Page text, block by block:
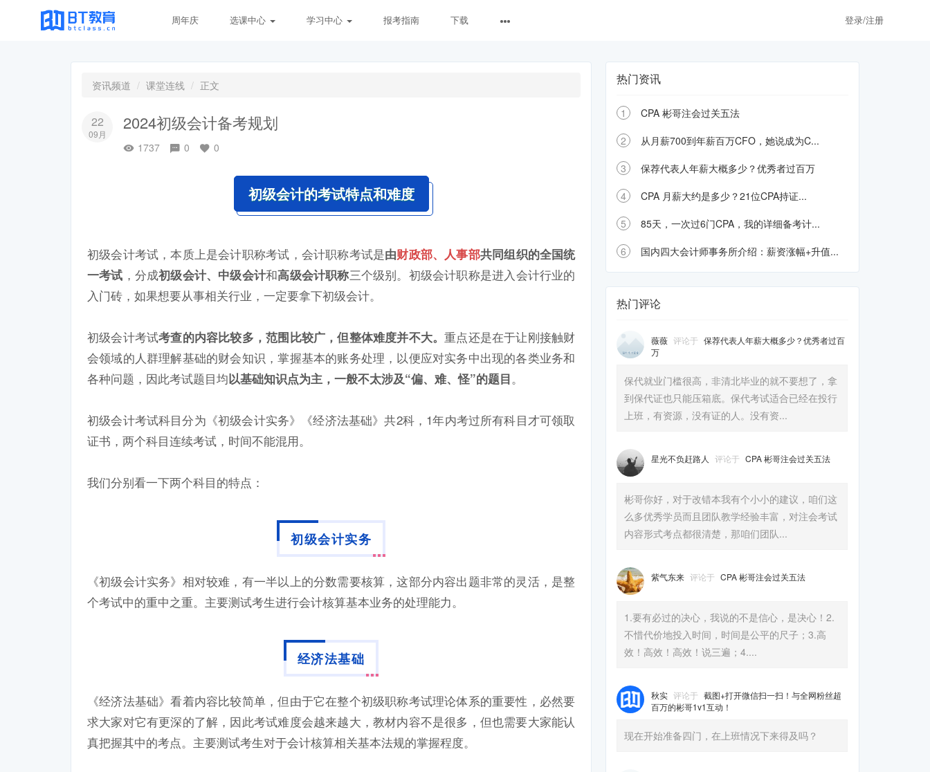
周年庆 选课中心 学习中心 报考指南 下载 登录/注册
资讯频道 课堂连线 正文
22
09月
2024初级会计备考规划
1737 0 0
初级会计的考试特点和难度
初级会计考试，本质上是会计职称考试，会计职称考试是由财政部、人事部共同组织的全国统
一考试 ，分成初级会计、中级会计和高级会计职称三个级别。初级会计职称是进入会计行业的
入门砖，如果想要从事相关行业，一定要拿下初级会计。
初级会计考试考查的内容比较多，范围比较广，但整体难度并不大。重点还是在于让刚接触财
会领域的人群理解基础的财会知识，掌握基本的账务处理，以便应对实务中出现的各类业务和
各种问题，因此考试题目均以基础知识点为主，一般不太涉及“偏、难、怪”的题目。
初级会计考试科目分为《初级会计实务》《经济法基础》共2科，1年内考过所有科目才可领取
证书，两个科目连续考试，时间不能混用。
我们分别看一下两个科目的特点：
初级会计实务
《初级会计实务》相对较难，有一半以上的分数需要核算，这部分内容出题非常的灵活，是整
个考试中的重中之重。主要测试考生进行会计核算基本业务的处理能力。
经济法基础
《经济法基础》看着内容比较简单，但由于它在整个初级职称考试理论体系的重要性，必然要
求大家对它有更深的了解，因此考试难度会越来越大，教材内容不是很多，但也需要大家能认
真把握其中的考点。主要测试考生对于会计核算相关基本法规的掌握程度。
热门资讯
1
CPA 彬哥注会过关五法
2
从月薪700到年薪百万CFO，她说成为C...
3
保荐代表人年薪大概多少？优秀者过百万
4
CPA 月薪大约是多少？21位CPA持证...
5
85天，一次过6门CPA，我的详细备考计...
6
国内四大会计师事务所介绍：薪资涨幅+升值...
热门评论
薇薇 评论于 保荐代表人年薪大概多少？优秀者过百
万
保代就业门槛很高，非清北毕业的就不要想了，拿
到保代证也只能压箱底。保代考试适合已经在投行
上班，有资源，没有证的人。没有资...
星光不负赶路人 评论于 CPA 彬哥注会过关五法
彬哥你好，对于改错本我有个小小的建议，咱们这
么多优秀学员而且团队教学经验丰富，对注会考试
内容形式考点都很清楚，那咱们团队...
紫气东来 评论于 CPA 彬哥注会过关五法
1.要有必过的决心，我说的不是信心，是决心！2.
不惜代价地投入时间，时间是公平的尺子；3.高
效！高效！高效！说三遍；4....
秋实 评论于 截图+打开微信扫一扫！与全网粉丝超
百万的彬哥1v1互动！
现在开始准备四门，在上班情况下来得及吗？